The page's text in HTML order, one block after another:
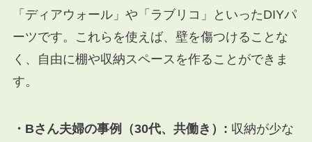
「ディアウォール」や「ラブリコ」といったDIYパ
ーツです。これらを使えば、壁を傷つけることな
く、自由に棚や収納スペースを作ることができま
す。
・Bさん夫婦の事例（30代、共働き）: 収納が少な